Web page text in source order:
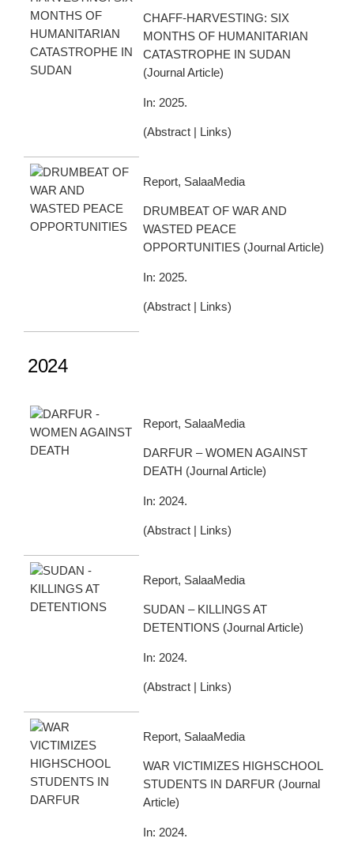
CHAFF-HARVESTING: SIX
MONTHS OF HUMANITARIAN
CATASTROPHE IN SUDAN
(Journal Article)
In: 2025.
(Abstract Links)
Report, SalaaMedia
DRUMBEAT OF WAR AND
WASTED PEACE
OPPORTUNITIES (Journal Article)
In: 2025.
(Abstract Links)
2024
Report, SalaaMedia
DARFUR – WOMEN AGAINST
DEATH (Journal Article)
In: 2024.
(Abstract Links)
Report, SalaaMedia
SUDAN – KILLINGS AT
DETENTIONS (Journal Article)
In: 2024.
(Abstract Links)
Report, SalaaMedia
WAR VICTIMIZES HIGHSCHOOL
STUDENTS IN DARFUR (Journal
Article)
In: 2024.